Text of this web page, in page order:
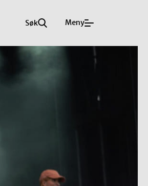
Søk Meny